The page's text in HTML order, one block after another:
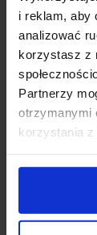
i reklam, aby
analizować
korzystasz z
Partnerzy
otrzymanymi
korzystania z
Opis
EXO
to
hiszpańskiej
jest ze stali,
Źródłem
którą
doskonale